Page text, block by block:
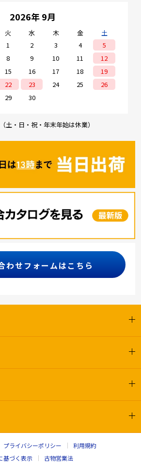
2026年 9月
火 水 木 金
土
1
2 3 4
5
8 9 10 11
12
15 16 17 18
19
22 23 24 25
26
29 30
土・日・祝・年末年始は休業）
わせフォームはこちら
プライバシーポリシー
利用規約
基づく表示
古物営業法